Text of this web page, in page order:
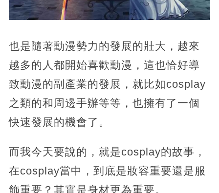
也是隨著動漫勢力的發展的壯大，越來
越多的人都開始喜歡動漫，這也恰好導
致動漫的副產業的發展，就比如cosplay
之類的和周邊手辦等等，也擁有了一個
快速發展的機會了。
而我今天要說的，就是cosplay的故事，
在cosplay當中，到底是妝容重要還是服
飾重要？其實是身材更為重要。